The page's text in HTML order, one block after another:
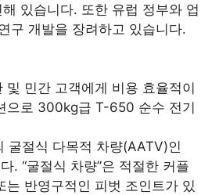
있습니다. 또한 유럽 정부와 업
구 개발을 장려하고 있습니다.
민간 고객에게 비용 효율적이
으로 300kg급 T-650 순수 전기
절식 다목적 차량(AATV)인
. “굴절식 차량”은 적절한 커플
반영구적인 피벗 조인트가 있